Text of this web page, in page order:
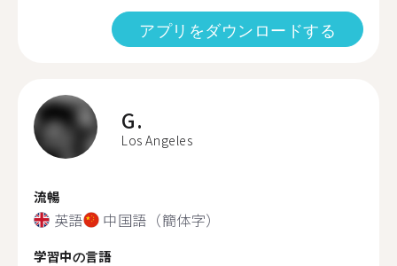
アプリをダウンロードする
G.
Los Angeles
流暢
英語 中国語（簡体字）
学習中の言語